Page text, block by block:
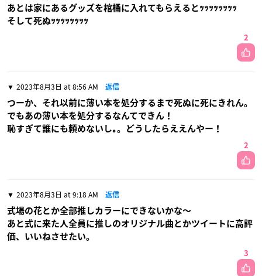
あとは家にあるグッズを棺桶に入れてもらえるとｯｯｯｯｯｯｯｯ
そして死ぬｯｯｯｯｯｯｯｯ
2
2023年8月3日 at 8:56 AM 返信
つーか、それ以前に薄い本を処分するまで死ぬに死にきれん。
でもあの薄い本を処分するなんてできん！
恥すぎて誰にも頼めないし｡。どうしたらええんやー！
2
2023年8月3日 at 9:18 AM 返信
式場の花とか全部推しカラーにできないかな〜
あと式に来た人全員に推しのオリジナル曲とかツイートに高評
価、いいねさせたい。
3